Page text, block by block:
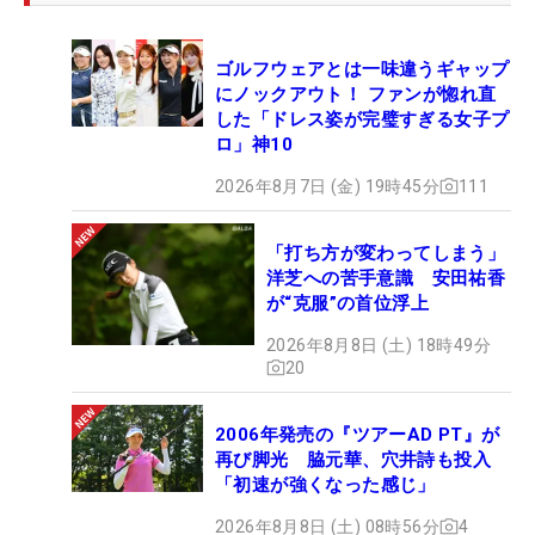
し、実際ここまで11試合の出場にとどめている。
例えば、累計397.73ptの内田がシード死守を果たす
には、最低でも35.48pt以上を上積みすることが必
要になる。今週は4日間大会のため、それを満たす
なる。これが昨季2勝を挙げながら今季不振に苦し
んできた菅沼（212.78pt）になると、50位との差は
220.43ptまで広がる。単独2位でも180ptしか得られ
ないため、シードを守る手段は“優勝”以外にない。
では、昨年のプロテストに合格したルーキーは、ど
うだろう？ 現在、圏内にいる選手はゼロ。最も近い
のが61位の政田夢乃（349.24pt）だ。50位との差
は83.97ptのため、初シードには90ptが加算される
単独5位以上が最低条件になる。64位の菅楓華
（307.10pt）は単独3位以上。68位の髙木優奈
ゴルフウェアとは一味違うギャップ
にノックアウト！ ファンが惚れ直
した「ドレス姿が完璧すぎる女子プ
ロ」神10
2026年8月7日 (金) 19時45分 111
「打ち方が変わってしまう」
洋芝への苦手意識 安田祐香
が“克服”の首位浮上
2026年8月8日 (土) 18時49分
20
2006年発売の『ツアーAD PT』が
再び脚光 脇元華、穴井詩も投入
「初速が強くなった感じ」
2026年8月8日 (土) 08時56分 4